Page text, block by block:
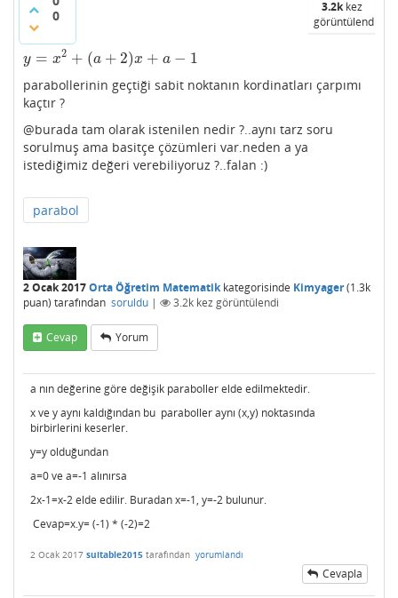
0
3.2kkez
görüntülendi
y = x2 + (a + 2)x + a − 1
y= x2 +(a +2) x+a −1
parabollerinin geçtiği sabit noktanın kordinatları çarpımı
kaçtır ?
@burada tam olarak istenilen nedir ?..aynı tarz soru
sorulmuş ama basitçe çözümleri var.neden a ya
istediğimiz değeri verebiliyoruz ?..falan :)
parabol
2 Ocak 2017Orta Öğretim Matematikkategorisinde Kimyager(1.3k
puan) tarafından soruldu | 3.2k kez görüntülendi
Cevap Yorum
a nın değerine göre değişik paraboller elde edilmektedir.
x ve y aynı kaldığından bu paraboller aynı (x,y) noktasında
birbirlerini keserler.
y=y olduğundan
a=0 ve a=-1 alınırsa
2x-1=x-2 elde edilir. Buradan x=-1, y=-2 bulunur.
Cevap=x.y= (-1) * (-2)=2
2 Ocak 2017 suitable2015 tarafından yorumlandı
Cevapla